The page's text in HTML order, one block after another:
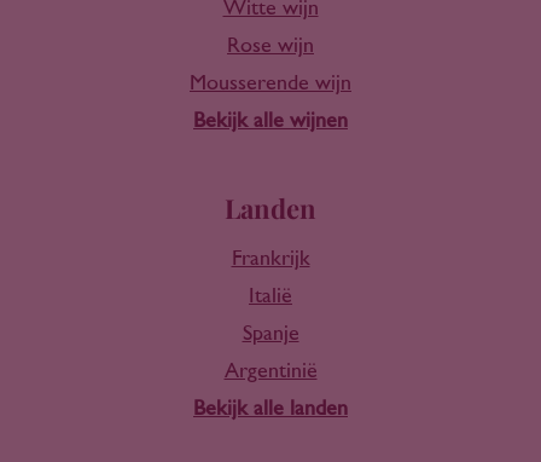
Witte wijn
Rose wijn
Mousserende wijn
Bekijk alle wijnen
Landen
Frankrijk
Italië
Spanje
Argentinië
Bekijk alle landen